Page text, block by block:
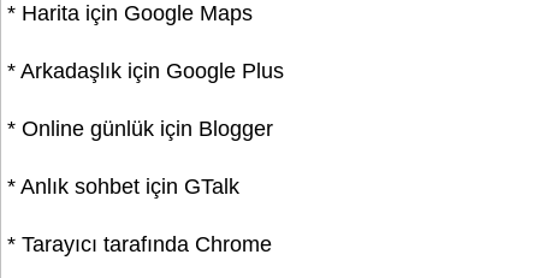
* Harita için Google Maps
* Arkadaşlık için Google Plus
* Online günlük için Blogger
* Anlık sohbet için GTalk
* Tarayıcı tarafında Chrome